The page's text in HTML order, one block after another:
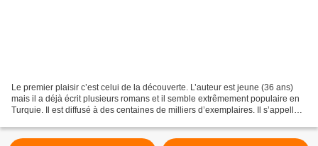
Le premier plaisir c’est celui de la découverte. L’auteur est jeune (36 ans)
mais il a déjà écrit plusieurs romans et il semble extrêmement populaire en
Turquie. Il est diffusé à des centaines de milliers d’exemplaires. Il s’appelle